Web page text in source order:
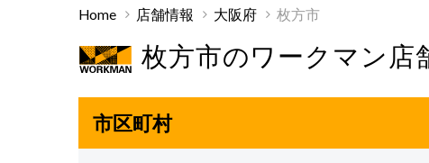
Home 店舗情報 大阪府 枚方市
枚方市のワークマン店
市区町村